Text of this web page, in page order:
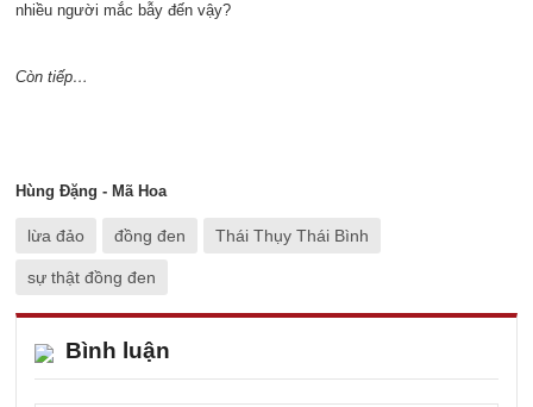
nhiều người mắc bẫy đến vậy?
Còn tiếp…
Hùng Đặng - Mã Hoa
lừa đảo đồng đen Thái Thụy Thái Bình
sự thật đồng đen
Bình luận